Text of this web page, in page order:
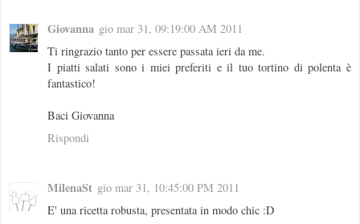
Giovanna gio mar 31, 09:19:00 AM 2011
Ti ringrazio tanto per essere passata ieri da me.
I piatti salati sono i miei preferiti e il tuo tortino di polenta è
fantastico!
Baci Giovanna
Rispondi
MilenaSt gio mar 31, 10:45:00 PM 2011
E' una ricetta robusta, presentata in modo chic :D